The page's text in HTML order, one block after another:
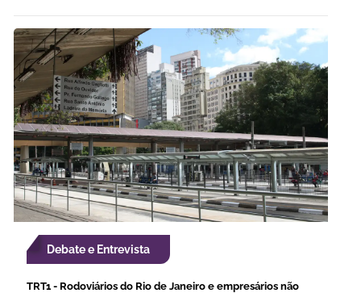
Debate e Entrevista
TRT1 - Rodoviários do Rio de Janeiro e empresários não